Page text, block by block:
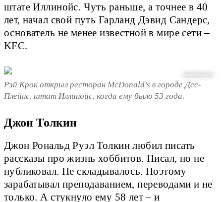
штате Иллинойс. Чуть раньше, а точнее в 40
лет, начал свой путь Гарланд Дэвид Сандерс,
основатель не менее известной в мире сети –
KFC.
Sorbis/Shutterstock
Рэй Крок открыл ресторан McDonald’s в городе Дес-
Плейнс, штат Иллинойс, когда ему было 53 года.
Джон Толкин
Джон Рональд Руэл Толкин любил писать
рассказы про жизнь хоббитов. Писал, но не
публиковал. Не складывалось. Поэтому
зарабатывал преподаванием, переводами и не
только. А стукнуло ему 58 лет – и